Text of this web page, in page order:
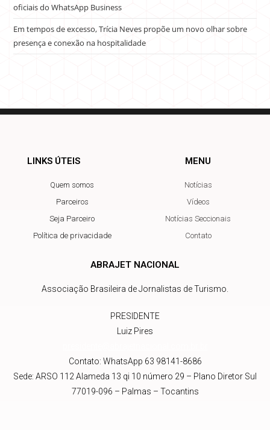
oficiais do WhatsApp Business
Em tempos de excesso, Trícia Neves propõe um novo olhar sobre
presença e conexão na hospitalidade
LINKS ÚTEIS
Quem somos
Parceiros
Seja Parceiro
Política de privacidade
MENU
Notícias
Vídeos
Notícias Seccionais
Contato
ABRAJET NACIONAL
Associação Brasileira de Jornalistas de Turismo.
PRESIDENTE
Luiz Pires
Contato: WhatsApp 63 98141-8686
Sede: ARSO 112 Alameda 13 qi 10 número 29 – Plano Diretor Sul
77019-096 – Palmas – Tocantins